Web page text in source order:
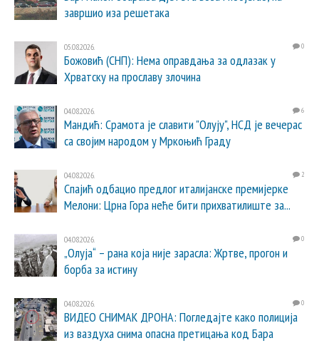
завршио иза решетака
05.08.2026. 0
Божовић (СНП): Нема оправдања за одлазак у
Хрватску на прославу злочина
04.08.2026. 6
Мандић: Срамота је славити "Олују", НСД је вечерас
са својим народом у Мркоњић Граду
04.08.2026. 2
Спајић одбацио предлог италијанске премијерке
Мелони: Црна Гора неће бити прихватилиште за...
04.08.2026. 0
„Олуја“ – рана која није зарасла: Жртве, прогон и
борба за истину
04.08.2026. 0
ВИДЕО СНИМАК ДРОНА: Погледајте како полиција
из ваздуха снима опасна претицања код Бара